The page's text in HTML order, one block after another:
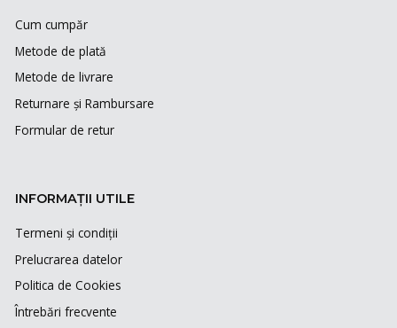
Cum cumpăr
Metode de plată
Metode de livrare
Returnare și Rambursare
Formular de retur
INFORMAȚII UTILE
Termeni și condiții
Prelucrarea datelor
Politica de Cookies
Întrebări frecvente